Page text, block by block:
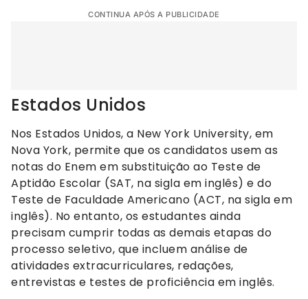
CONTINUA APÓS A PUBLICIDADE
Estados Unidos
Nos Estados Unidos, a New York University, em
Nova York, permite que os candidatos usem as
notas do Enem em substituição ao Teste de
Aptidão Escolar (SAT, na sigla em inglês) e do
Teste de Faculdade Americano (ACT, na sigla em
inglês). No entanto, os estudantes ainda
precisam cumprir todas as demais etapas do
processo seletivo, que incluem análise de
atividades extracurriculares, redações,
entrevistas e testes de proficiência em inglês.